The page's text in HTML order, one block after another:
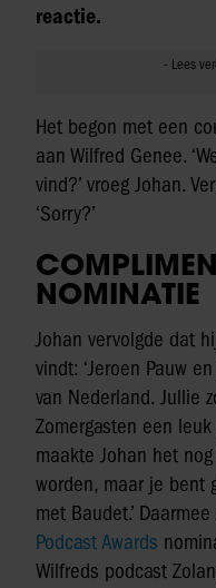
reactie.
Het begon met een
aan Wilfred Genee.
vind?’ vroeg Johan.
‘Sorry?’
NOMINATIE
Johan vervolgde dat
vindt: ‘Jeroen Pauw
van Nederland. Jullie
Zomergasten een leuk
maakte Johan het
worden, maar je bent
met Baudet.’
Podcast Awards
Wilfreds podcast